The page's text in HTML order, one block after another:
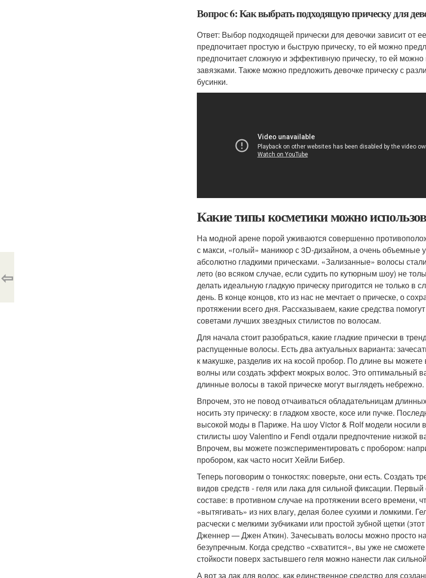
Вопрос 6: Как выбрать подходящую прическу для
Ответ: Выбор подходящей прически для девочки зависит от
предпочитает простую и быструю прическу, то ей можно
предпочитает сложную и эффективную прическу, то ей
завязками. Также можно предложить девочке прическу с
бусинки.
Какие типы косметики можно
На модной арене порой уживаются совершенно
с макси, «голый» маникюр с 3D-дизайном, а очень объемные
абсолютно гладкими прическами. «Зализанные» волосы
лето (во всяком случае, если судить по кутюрным шоу) не
делать идеальную гладкую прическу пригодится не только в
день. В конце концов, кто из нас не мечтает о прическе, о
протяжении всего дня. Рассказываем, какие средства
советами лучших звездных стилистов по волосам.
Для начала стоит разобраться, какие гладкие прически в
распущенные волосы. Есть два актуальных варианта:
к макушке, разделив их на косой пробор. По длине вы
волны или создать эффект мокрых волос. Это оптимальный
длинные волосы в такой прическе могут выглядеть небрежно.
Впрочем, это не повод отчаиваться обладательницам
носить эту прическу: в гладком хвосте, косе или пучке.
высокой моды в Париже. На шоу Victor & Rolf модели носили
стилисты шоу Valentino и Fendi отдали предпочтение низкой
Впрочем, вы можете поэкспериментировать с пробором:
пробором, как часто носит Хейли Бибер.
Теперь поговорим о тонкостях: поверьте, они есть. Создать
видов средств - геля или лака для сильной фиксации.
составе: в противном случае на протяжении всего времени,
«вытягивать» из них влагу, делая более сухими и ломкими.
расчески с мелкими зубчиками или простой зубной щетки
Дженнер — Джен Аткин). Зачесывать волосы можно просто
безупречным. Когда средство «схватится», вы уже не
стойкости поверх застывшего геля можно нанести лак
А вот за лак для волос, как единственное средство для
⇦